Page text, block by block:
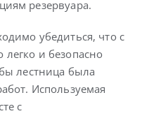
Русский
резервуара.
убедиться, что с
и безопасно
лестница была
Используемая
с